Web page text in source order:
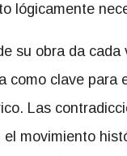
lógicamente
su obra da cada
como clave para
Las
el movimiento